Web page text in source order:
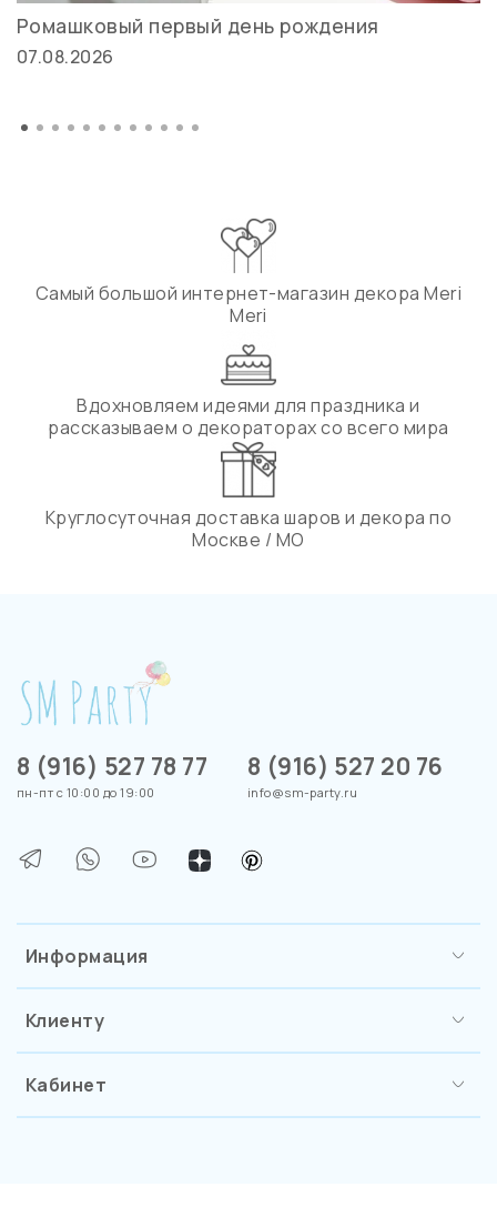
Ромашковый первый день рождения
07.08.2026
Самый большой интернет-магазин декора Meri
Meri
Вдохновляем идеями для праздника и
рассказываем о декораторах со всего мира
Круглосуточная доставка шаров и декора по
Москве / МО
Информация
Клиенту
Кабинет
8 (916) 527 78 77
пн-пт с 10:00 до 19:00
8 (916) 527 20 76
info@sm-party.ru